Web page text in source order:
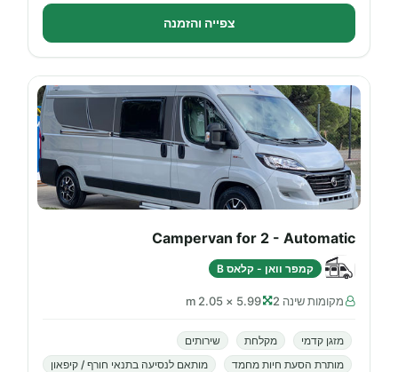
צפייה והזמנה
Campervan for 2 - Automatic
קמפר וואן - קלאס B
מקומות שינה 2 5.99 × 2.05 m
מזגן קדמי מקלחת
שירותים
מותרת הסעת חיות מחמד
מותאם לנסיעה בתנאי חורף / קיפאון